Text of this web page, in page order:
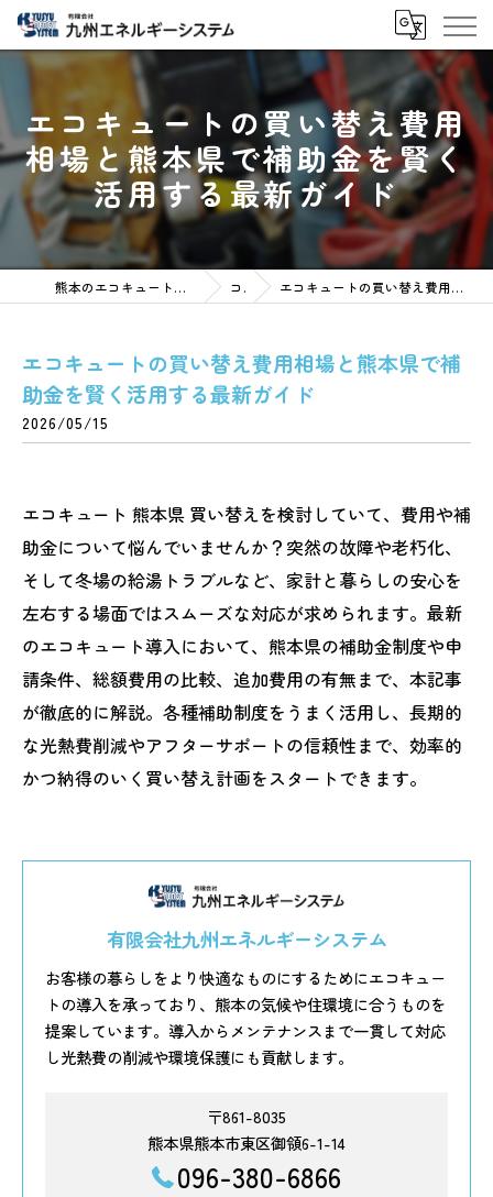
エコキュートの買い替え費用
相場と熊本県で補助金を賢く
活用する最新ガイド
熊本のエコキュートなら有限会社九州エネルギーシステム コラム エコキュートの買い替え費用相場と熊本県で補助金を賢く活用する最新ガイド
エコキュートの買い替え費用相場と熊本県で補
助金を賢く活用する最新ガイド
2026/05/15
エコキュート 熊本県 買い替えを検討していて、費用や補
助金について悩んでいませんか？突然の故障や老朽化、
そして冬場の給湯トラブルなど、家計と暮らしの安心を
左右する場面ではスムーズな対応が求められます。最新
のエコキュート導入において、熊本県の補助金制度や申
請条件、総額費用の比較、追加費用の有無まで、本記事
が徹底的に解説。各種補助制度をうまく活用し、長期的
な光熱費削減やアフターサポートの信頼性まで、効率的
かつ納得のいく買い替え計画をスタートできます。
有限会社九州エネルギーシステム
お客様の暮らしをより快適なものにするためにエコキュー
トの導入を承っており、熊本の気候や住環境に合うものを
提案しています。導入からメンテナンスまで一貫して対応
し光熱費の削減や環境保護にも貢献します。
〒861-8035
熊本県熊本市東区御領6-1-14
096-380-6866